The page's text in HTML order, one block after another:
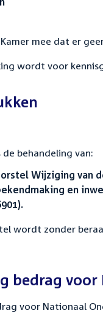
mee dat er
wordt voor
behandeling van:
Wijziging van
en
wordt zonder
bedrag
voor Nationaal